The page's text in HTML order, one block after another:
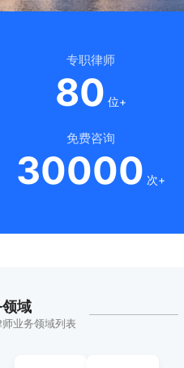
专职律师
80 位+
免费咨询
30000 次+
域
师业务领域列表